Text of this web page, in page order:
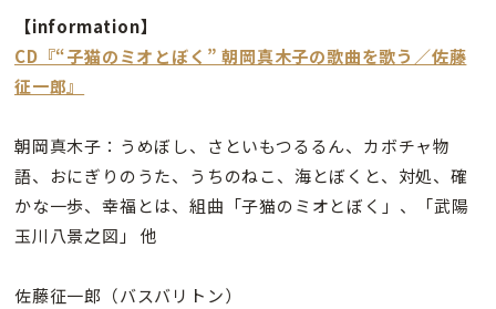
【information】
CD『“子猫のミオとぼく” 朝岡真木子の歌曲を歌う／佐藤
征一郎』
朝岡真木子：うめぼし、さといもつるるん、カボチャ物
語、おにぎりのうた、うちのねこ、海とぼくと、対処、確
かな一歩、幸福とは、組曲「子猫のミオとぼく」、「武陽
玉川八景之図」 他
佐藤征一郎（バスバリトン）